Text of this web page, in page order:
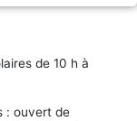
de 10 h à
: ouvert de